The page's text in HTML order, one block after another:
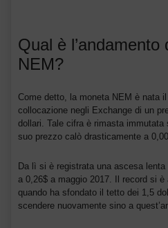
Qual è l’andamento
NEM?
Come detto, la moneta NEM è nata
collocazione negli Exchange di un
dollari. Tale cifra è rimasta immutata
suo prezzo calò drasticamente a
Da lì si è registrata una ascesa
a 0,26$ a maggio 2017. Il record si
quando ha sfondato il tetto dei 1,5
scendere nuovamente sino a